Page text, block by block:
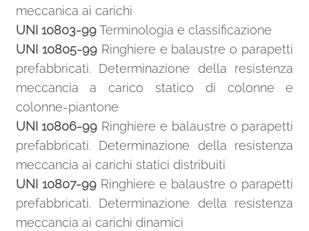
meccanica ai carichi
UNI 10803-99Terminologia e classificazione
UNI 10805-99Ringhiere e balaustre o parapetti
prefabbricati. Determinazione della resistenza
meccancia a carico statico di colonne e
colonne-piantone
UNI 10806-99 Ringhiere e balaustre o parapetti
prefabbricati. Determinazione della resistenza
meccancia ai carichi statici distribuiti
UNI 10807-99Ringhiere e balaustre o parapetti
prefabbricati. Determinazione della resistenza
meccancia ai carichi dinamici